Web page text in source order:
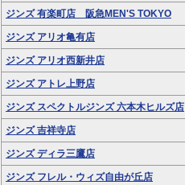
ジンズ 有楽町店 阪急MEN'S TOKYO
ジンズ アリオ亀有店
ジンズ アリオ西新井店
ジンズ アトレ上野店
ジンズ スペクトルジンズ 六本木ヒルズ店
ジンズ 吉祥寺店
ジンズ ディラ三鷹店
ジンズ フレル・ウィズ自由が丘店